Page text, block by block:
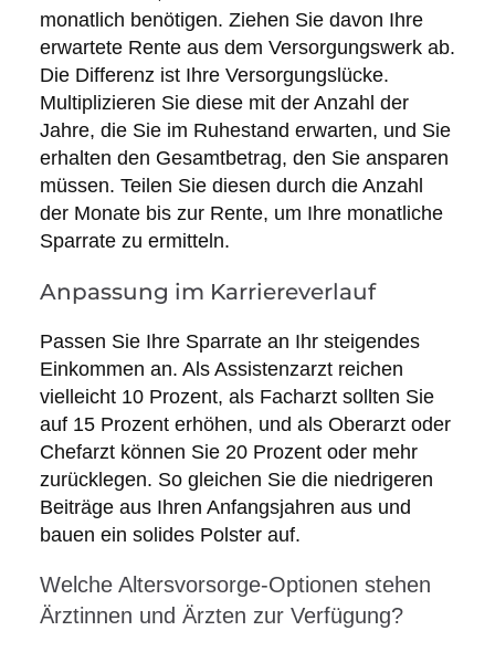
monatlich benötigen. Ziehen Sie davon Ihre
erwartete Rente aus dem Versorgungswerk ab.
Die Differenz ist Ihre Versorgungslücke.
Multiplizieren Sie diese mit der Anzahl der
Jahre, die Sie im Ruhestand erwarten, und Sie
erhalten den Gesamtbetrag, den Sie ansparen
müssen. Teilen Sie diesen durch die Anzahl
der Monate bis zur Rente, um Ihre monatliche
Sparrate zu ermitteln.
Anpassung im Karriereverlauf
Passen Sie Ihre Sparrate an Ihr steigendes
Einkommen an. Als Assistenzarzt reichen
vielleicht 10 Prozent, als Facharzt sollten Sie
auf 15 Prozent erhöhen, und als Oberarzt oder
Chefarzt können Sie 20 Prozent oder mehr
zurücklegen. So gleichen Sie die niedrigeren
Beiträge aus Ihren Anfangsjahren aus und
bauen ein solides Polster auf.
Welche Altersvorsorge-Optionen stehen
Ärztinnen und Ärzten zur Verfügung?